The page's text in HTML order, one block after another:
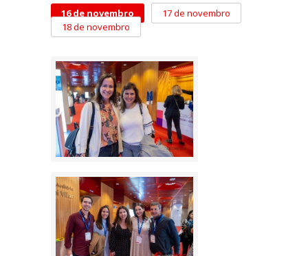
16 de novembro
17 de novembro
18 de novembro